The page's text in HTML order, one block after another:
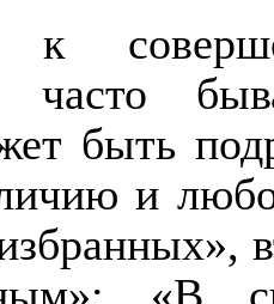
к
часто
быть
и